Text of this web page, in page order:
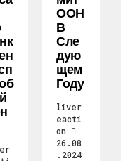
ООН
В
Сле
Дую
Щем
Году
liver
eacti
on
26.08
.2024